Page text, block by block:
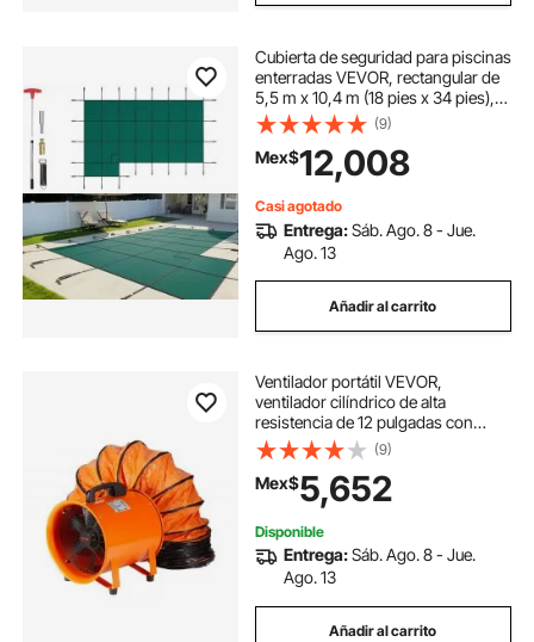
Cubierta de seguridad para piscinas
enterradas VEVOR, rectangular de
5,5 m x 10,4 m (18 pies x 34 pies),
con escalón izquierdo, triple
costura, malla de PP de alta
resistencia, buena permeabilidad a
la lluvia, incluye accesorios de
instalación.
(9)
Mex$12,008
Casi agotado
Entrega:Sáb. Ago. 8 - Jue.
Ago. 13
Añadir al carrito
Ventilador portátil VEVOR,
ventilador cilíndrico de alta
resistencia de 12 pulgadas con
manguera de 16.4 pies, potente
extractor de taller de 585 W y 3198
CFM, soplador industrial para
aspirar polvo y humo en el hogar y
el trabajo.
(9)
Mex$5,652
Disponible
Entrega:Sáb. Ago. 8 - Jue.
Ago. 13
Añadir al carrito